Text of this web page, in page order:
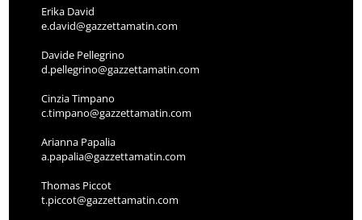
Erika David
e.david@gazzettamatin.com
Davide Pellegrino
d.pellegrino@gazzettamatin.com
Cinzia Timpano
c.timpano@gazzettamatin.com
Arianna Papalia
a.papalia@gazzettamatin.com
Thomas Piccot
t.piccot@gazzettamatin.com